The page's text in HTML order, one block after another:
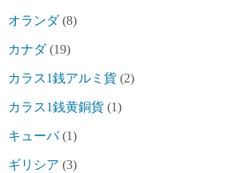
オランダ(8)
カナダ(19)
カラス1銭アルミ貨 (2)
カラス1銭黄銅貨 (1)
キューバ(1)
ギリシア (3)